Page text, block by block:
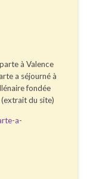
à Valence
a séjourné à
fondée
du site)
a-